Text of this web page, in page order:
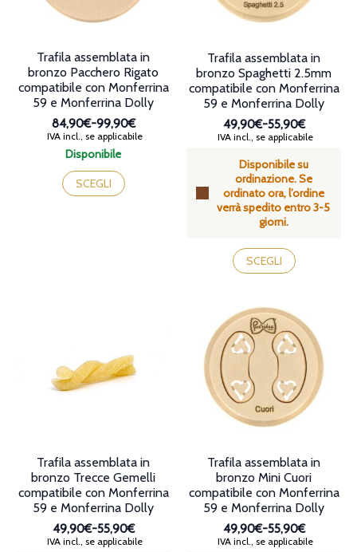
del
Disponibile
Trafila assemblata in
bronzo Pacchero Rigato
compatibile con Monferrina
59 e Monferrina Dolly
84,90€-99,90€
Fascia
di
da
84,90€
IVA incl., se applicabile
SCEGLI
Questo
prodotto
ha
prodotto
Disponibile su
ordinazione. Se
ordinato ora, l’ordine
verrà spedito entro 3-5
giorni.
Trafila assemblata in
bronzo Spaghetti 2.5mm
compatibile con Monferrina
59 e Monferrina Dolly
49,90€-55,90€
Fascia
prezzo:
da
49,90€
a
55,90€
IVA incl., se applicabile
SCEGLI
Questo
prodotto
ha
varianti.
Le
opzioni
possono
essere
scelte
nella
pagina
del
Trafila assemblata in
bronzo Trecce Gemelli
compatibile con Monferrina
59 e Monferrina Dolly
49,90€-55,90€
Fascia
IVA incl., se applicabile
Trafila assemblata in
bronzo Mini Cuori
compatibile con Monferrina
59 e Monferrina Dolly
49,90€-55,90€
Fascia
IVA incl., se applicabile